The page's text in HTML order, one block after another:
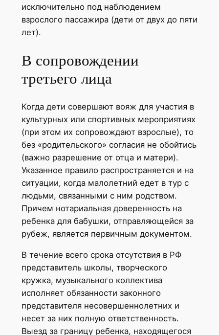
исключительно под наблюдением
взрослого пассажира (дети от двух до пяти
лет).
В сопровождении
третьего лица
Когда дети совершают вояж для участия в
культурных или спортивных мероприятиях
(при этом их сопровождают взрослые), то
без «родительского» согласия не обойтись
(важно разрешение от отца и матери).
Указанное правило распространяется и на
ситуации, когда малолетний едет в тур с
людьми, связанными с ним родством.
Причем нотариальная доверенность на
ребенка для бабушки, отправляющейся за
рубеж, является первичным документом.
В течение всего срока отсутствия в РФ
представитель школы, творческого
кружка, музыкального коллектива
исполняет обязанности законного
представителя несовершеннолетних и
несет за них полную ответственность.
Выезд за границу ребенка, находящегося